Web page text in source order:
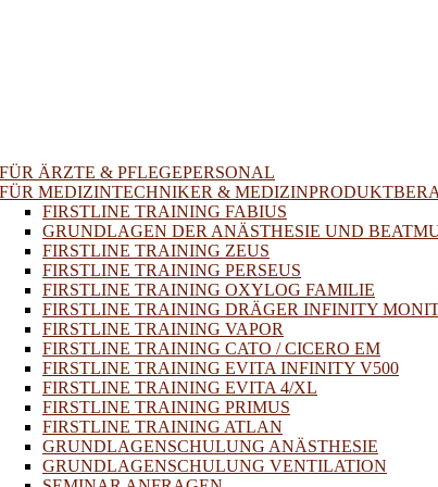
FÜR ÄRZTE & PFLEGEPERSONAL
FÜR MEDIZINTECHNIKER &
FIRSTLINE TRAINING FABIUS
GRUNDLAGEN DER ANÄSTHESIE UND
FIRSTLINE TRAINING ZEUS
FIRSTLINE TRAINING PERSEUS
FIRSTLINE TRAINING OXYLOG FAMILIE
FIRSTLINE TRAINING DRÄGER INFINITY
FIRSTLINE TRAINING VAPOR
FIRSTLINE TRAINING CATO / CICERO EM
FIRSTLINE TRAINING EVITA INFINITY V500
FIRSTLINE TRAINING EVITA 4/XL
FIRSTLINE TRAINING PRIMUS
FIRSTLINE TRAINING ATLAN
GRUNDLAGENSCHULUNG ANÄSTHESIE
GRUNDLAGENSCHULUNG VENTILATION